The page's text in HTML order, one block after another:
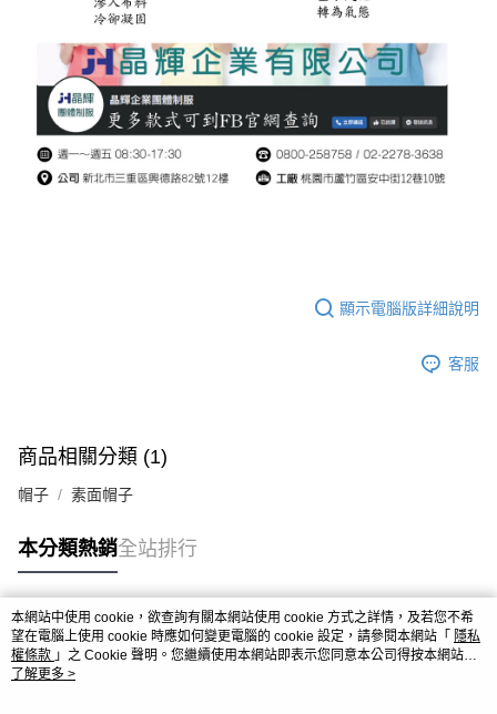
顯示電腦版詳細說明
客服
商品相關分類 (1)
帽子 素面帽子
本分類熱銷全站排行
熱門標籤
本網站中使用 cookie，欲查詢有關本網站使用 cookie 方式之詳情，及若您不希
望在電腦上使用 cookie 時應如何變更電腦的 cookie 設定，請參閱本網站「 隱私
權條款 」之 Cookie 聲明。您繼續使用本網站即表示您同意本公司得按本網站使
用條款之 Cookie 聲明使用 cookie。
了解更多 >